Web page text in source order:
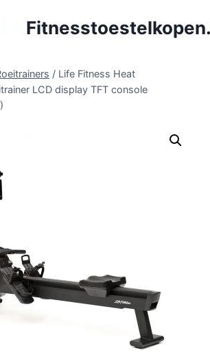
/ Life Fitness Heat
LCD display TFT console